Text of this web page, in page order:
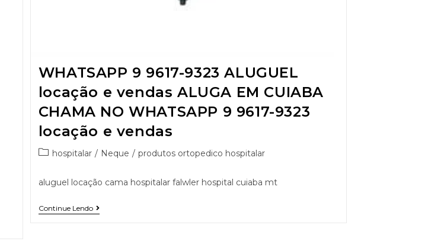
WHATSAPP 9 9617-9323 ALUGUEL
locação e vendas ALUGA EM CUIABA
CHAMA NO WHATSAPP 9 9617-9323
locação e vendas
hospitalar / Neque / produtos ortopedico hospitalar
aluguel locação cama hospitalar falwler hospital cuiaba mt
Continue Lendo